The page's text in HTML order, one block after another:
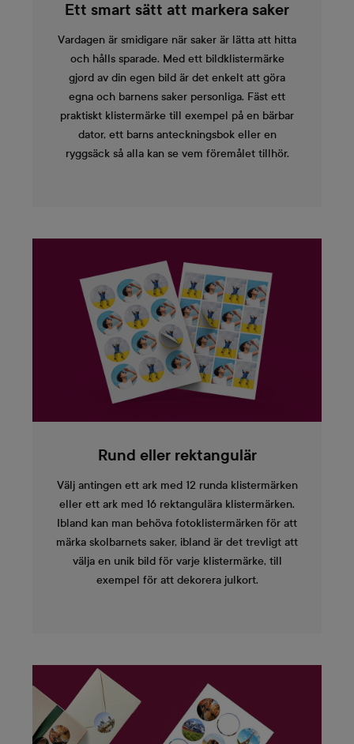
Ett smart sätt att markera saker
Vardagen är smidigare när saker är lätta att hitta
och hålls sparade. Med ett bildklistermärke
gjord av din egen bild är det enkelt att göra
egna och barnens saker personliga. Fäst ett
praktiskt klistermärke till exempel på en bärbar
dator, ett barns anteckningsbok eller en
ryggsäck så alla kan se vem föremålet tillhör.
Rund eller rektangulär
Välj antingen ett ark med 12 runda klistermärken
eller ett ark med 16 rektangulära klistermärken.
Ibland kan man behöva fotoklistermärken för att
märka skolbarnets saker, ibland är det trevligt att
välja en unik bild för varje klistermärke, till
exempel för att dekorera julkort.